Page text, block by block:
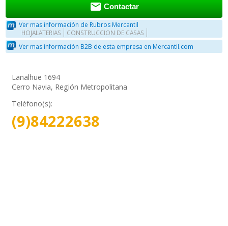
 Contactar
Ver mas información de Rubros Mercantil
HOJALATERIAS CONSTRUCCION DE CASAS
Ver mas información B2B de esta empresa en Mercantil.com
Lanalhue 1694
Cerro Navia, Región Metropolitana
Teléfono(s):
(9)84222638